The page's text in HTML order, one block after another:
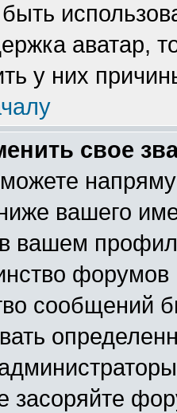
быть
аватар,
у них
свое
вашего
вашем
форумов
сообщений
засоряйте